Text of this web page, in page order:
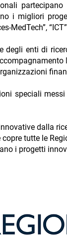
i migliori
MedTech”,
enti di
speciali
dalla
tutte le
i progetti